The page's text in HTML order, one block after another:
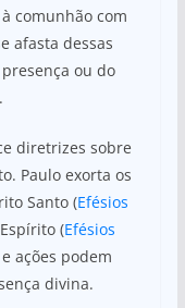
comunhão com
afasta dessas
ou do
diretrizes sobre
Paulo exorta os
Santo (Efésios
(Efésios
ações podem
divina.